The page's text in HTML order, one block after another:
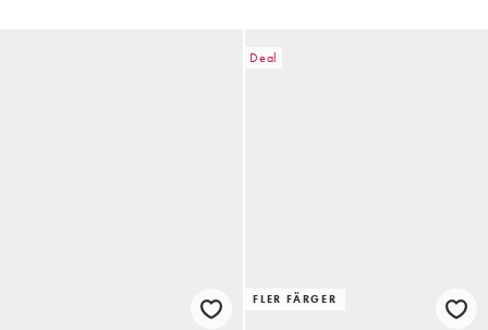
Deal
FLER FÄRGER